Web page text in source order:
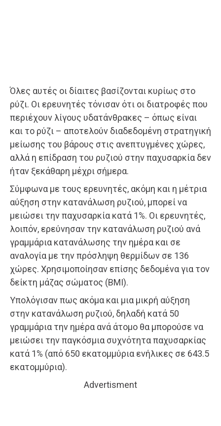
Όλες αυτές οι δίαιτες βασίζονται κυρίως στο
ρύζι. Οι ερευνητές τόνισαν ότι οι διατροφές που
περιέχουν λίγους υδατάνθρακες – όπως είναι
και το ρύζι – αποτελούν διαδεδομένη στρατηγική
μείωσης του βάρους στις ανεπτυγμένες χώρες,
αλλά η επίδραση του ρυζιού στην παχυσαρκία δεν
ήταν ξεκάθαρη μέχρι σήμερα.
Σύμφωνα με τους ερευνητές, ακόμη και η μέτρια
αύξηση στην κατανάλωση ρυζιού, μπορεί να
μειώσει την παχυσαρκία κατά 1%. Οι ερευνητές,
λοιπόν, ερεύνησαν την κατανάλωση ρυζιού ανά
γραμμάρια κατανάλωσης την ημέρα και σε
αναλογία με την πρόσληψη θερμίδων σε 136
χώρες. Χρησιμοποίησαν επίσης δεδομένα για τον
δείκτη μάζας σώματος (ΒΜΙ).
Υπολόγισαν πως ακόμα και μια μικρή αύξηση
στην κατανάλωση ρυζιού, δηλαδή κατά 50
γραμμάρια την ημέρα ανά άτομο θα μπορούσε να
μειώσει την παγκόσμια συχνότητα παχυσαρκίας
κατά 1% (από 650 εκατομμύρια ενήλικες σε 643.5
εκατομμύρια).
Advertisment